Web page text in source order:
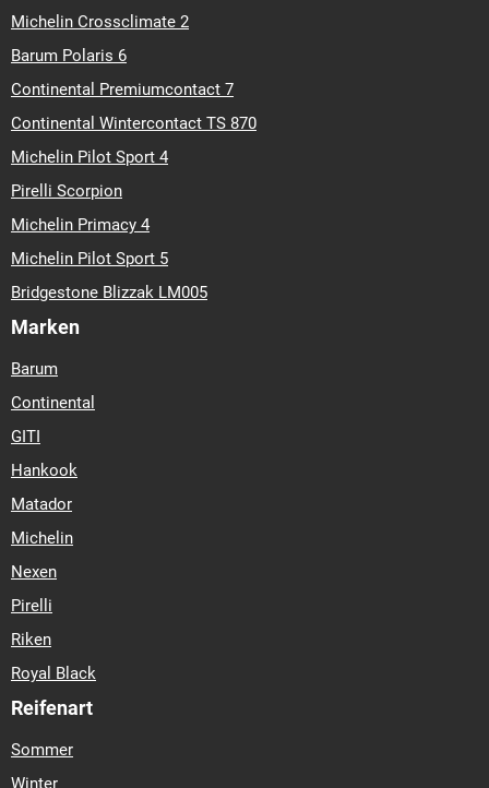
Michelin Crossclimate 2
Barum Polaris 6
Continental Premiumcontact 7
Continental Wintercontact TS 870
Michelin Pilot Sport 4
Pirelli Scorpion
Michelin Primacy 4
Michelin Pilot Sport 5
Bridgestone Blizzak LM005
Marken
Barum
Continental
GITI
Hankook
Matador
Michelin
Nexen
Pirelli
Riken
Royal Black
Reifenart
Sommer
Winter